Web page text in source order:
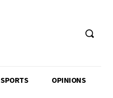
SPORTS OPINIONS